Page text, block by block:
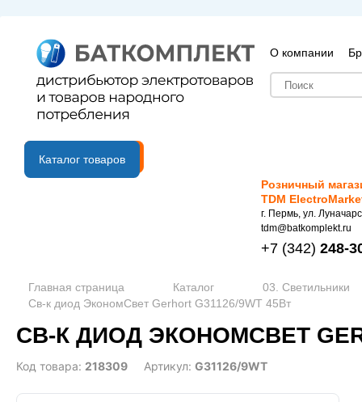
О компании
B2B портал
Каталог товаров
Розничный
TDM
г. Пермь, ул.
tdm@batkomplekt.ru
+7 (342) 248-
Главная страница Каталог
03. Светильники
Св-к диод ЭкономСвет Gerhort G31126/9WT 45Вт
СВ-К ДИОД ЭКОНОМСВЕТ
Код товара: 218309 Артикул: G31126/9WT